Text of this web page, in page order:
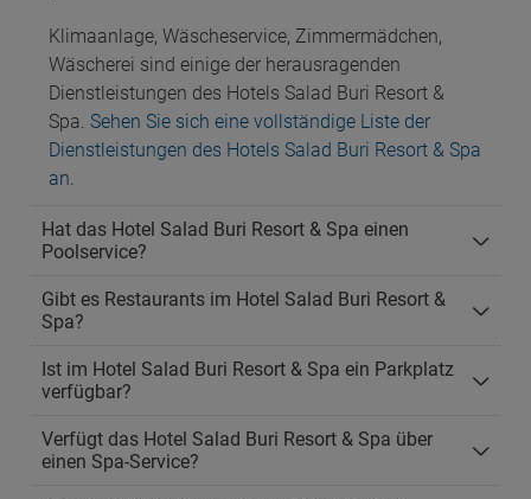
Klimaanlage, Wäscheservice, Zimmermädchen,
Wäscherei sind einige der herausragenden
Dienstleistungen des Hotels Salad Buri Resort &
Spa. Sehen Sie sich eine vollständige Liste der
Dienstleistungen des Hotels Salad Buri Resort & Spa
an.
Hat das Hotel Salad Buri Resort & Spa einen
Poolservice?
Gibt es Restaurants im Hotel Salad Buri Resort &
Spa?
Ist im Hotel Salad Buri Resort & Spa ein Parkplatz
verfügbar?
Verfügt das Hotel Salad Buri Resort & Spa über
einen Spa-Service?